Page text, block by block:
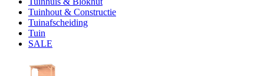
Tuinhout & Constructie
Tuinafscheiding
Tuin
SALE